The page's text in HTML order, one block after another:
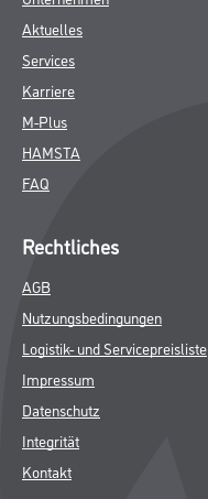
Aktuelles
Services
Karriere
M-Plus
HAMSTA
FAQ
Rechtliches
AGB
Nutzungsbedingungen
Logistik- und Servicepreisliste
Impressum
Datenschutz
Integrität
Kontakt